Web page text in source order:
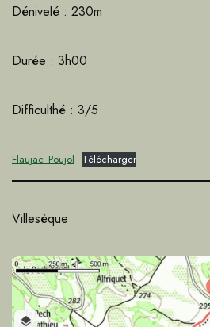
Dénivelé : 230m
Durée : 3h00
Difficulthé : 3/5
Flaujac_Poujol Télécharger
Villesèque